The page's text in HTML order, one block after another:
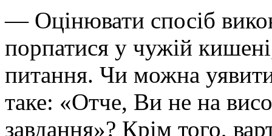
— Оцінювати спосіб
порпатися у чужій
питання. Чи можна
таке: «Отче, Ви не на
завдання»? Крім того,